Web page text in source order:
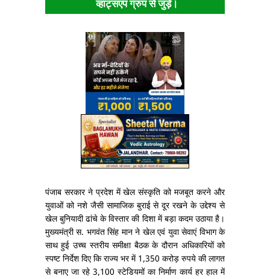
व्हाट्सएप ग्रुप से जुड़ें।
पंजाब सरकार ने प्रदेश में खेल संस्कृति को मजबूत करने और
युवाओं को नशे जैसी सामाजिक बुराई से दूर रखने के उद्देश्य से
खेल बुनियादी ढांचे के विस्तार की दिशा में बड़ा कदम उठाया है।
मुख्यमंत्री स. भगवंत सिंह मान ने खेल एवं युवा सेवाएं विभाग के
साथ हुई उच्च स्तरीय समीक्षा बैठक के दौरान अधिकारियों को
स्पष्ट निर्देश दिए कि राज्य भर में 1,350 करोड़ रुपये की लागत
से बनाए जा रहे 3,100 स्टेडियमों का निर्माण कार्य हर हाल में